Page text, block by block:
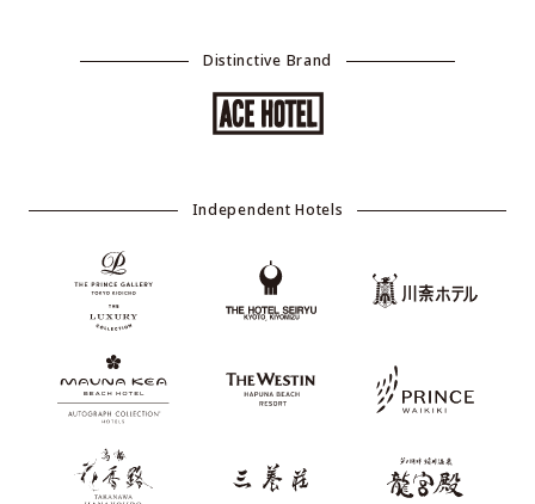
Distinctive Brand
Independent Hotels